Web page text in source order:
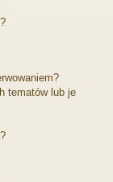
tematów lub je